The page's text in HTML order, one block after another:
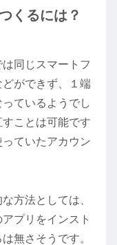
くるには？
同じスマートフ
ができず、１端
ているようでし
ことは可能です
ていたアカウン
方法としては、
プリをインスト
無さそうです。